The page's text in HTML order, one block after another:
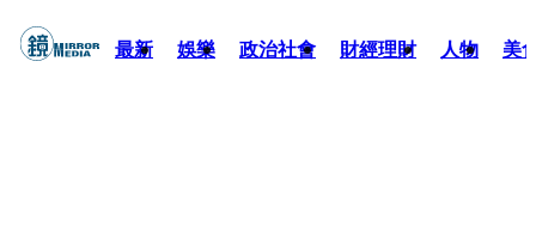
最新 娛樂 政治社會 財經理財 人物 美